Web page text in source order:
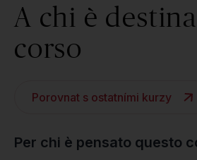
A chi è
corso
Porovnat s ostatními kurzy
Per chi è pensato questo